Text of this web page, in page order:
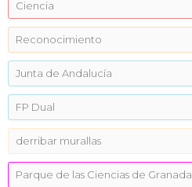
Ciencia
Reconocimiento
Junta de Andalucía
FP Dual
derribar murallas
Parque de las Ciencias de Granada